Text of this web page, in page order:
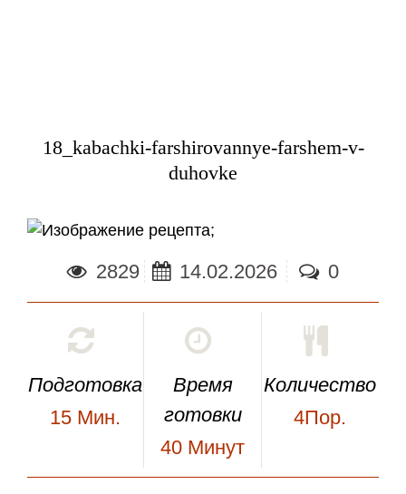
18_kabachki-farshirovannye-farshem-v-
duhovke
;
2829 14.02.2026 0
Подготовка
15 Мин.
Время
готовки
40 Минут
Количество
4Пор.